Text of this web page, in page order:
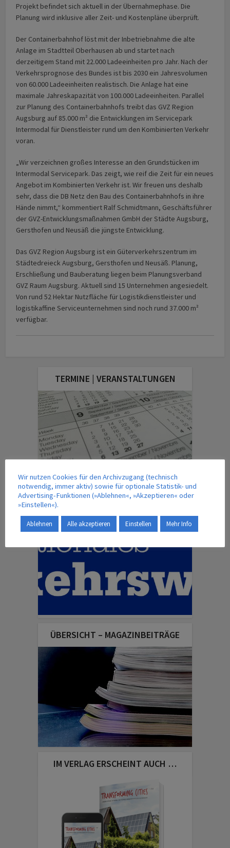
Projekt befindet sich aktuell in der Übernahmephase. Die
Planung wird inklusive aller Zeit- und Kostenpläne überprüft.
Der Containerbahnhof löst mit der Inbetriebnahme die alte
Anlage im Stadtteil Oberhausen ab und startet nach
derzeitigem Stand mit 22.000 Ladeeinheiten pro Jahr. Nach der
Verkehrsprognose des Bundes ist bis 2030 ein Jahresvolumen
von 60.000 Ladeeinheiten realistisch. Die Anlage hat eine
maximale Jahreskapazität von 100.000 Ladeeinheiten. Parallel
zur Planung des Containerbahnhofs treibt das GVZ Region
Augsburg auf 85.000 m² die Entwicklungen im Servicepark
Intermodal für Dienstleister rund um den Kombinierten Verkehr
voran.
„Wir verzeichnen großes Interesse an den Grundstücken im
Intermodal Servicepark. Das zeigt, wie reif die Zeit für ein neues
Angebot im Kombinierten Verkehr ist. Wir freuen uns deshalb
sehr, dass die DB Netz den Bau des Containerbahnhofs in ihre
Hände nimmt,“ kommentiert Ralf Schmidtmann, Geschäftsführer
der GVZ-Entwicklungsmaßnahmen GmbH der Städte Augsburg,
Gersthofen und Neusäß die jüngste Entwicklung.
Das GVZ Region Augsburg ist ein Güterverkehrszentrum im
Städtedreieck Augsburg, Gersthofen und Neusäß. Planung,
Erschließung und Bauberatung liegen beim Planungsverband
GVZ Raum Augsburg. Aktuell sind 15 Unternehmen angesiedelt.
Von rund 52 Hektar Nutzfläche für Logistikdienstleister und
logistikaffine Serviceunternehmen sind noch rund 37.000 m²
verfügbar.
TERMINE | VERANSTALTUNGEN
DAS AKTUELLE MAGAZIN
ÜBERSICHT – MAGAZINBEITRÄGE
IM VERLAG ERSCHEINT AUCH …
Wir nutzen Cookies für den Archivzugang (technisch
notwendig, immer aktiv) sowie für optionale Statistik- und
Advertising-Funktionen (»Ablehnen«, »Akzeptieren« oder
»Einstellen«).
Ablehnen Alle akzeptieren Einstellen Mehr Info